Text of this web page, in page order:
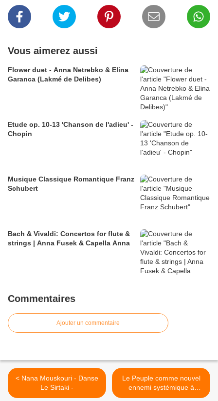
Vous aimerez aussi
Flower duet - Anna Netrebko & Elina
Garanca (Lakmé de Delibes)
Etude op. 10-13 'Chanson de l'adieu' -
Chopin
Musique Classique Romantique Franz
Schubert
Bach & Vivaldi: Concertos for flute &
strings | Anna Fusek & Capella Anna
Commentaires
Ajouter un commentaire
< Nana Mouskouri - Danse
Le Sirtaki -
Le Peuple comme nouvel
ennemi systémique à
traquer. >